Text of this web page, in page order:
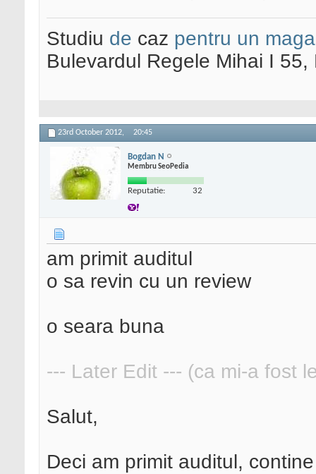
Studiu de caz pentru un
Bulevardul Regele Mihai I
23rd October 2012, 20:45
Bogdan N
Membru SeoPedia
Reputatie: 32
am primit auditul
o sa revin cu un review
o seara buna
--- Later Edit --- (ca mi-a fost
Salut,
Deci am primit auditul,